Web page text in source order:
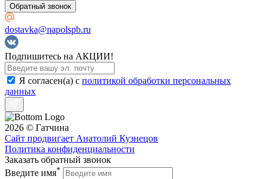
Art Tile
Обратный звонок
dostavka@napolspb.ru
Подпишитесь на АКЦИИ!
Я согласен(a) с политикой обработки персональных
данных
2026 © Гатчина
Сайт продвигает Анатолий Кузнецов
Политика конфиденциальности
Заказать обратный звонок
Введите имя*